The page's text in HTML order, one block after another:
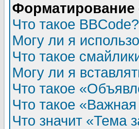
Что такое BBCode?
Могу ли я
Что такое
Могу ли я
Что такое
Что такое
Что значит «Тема